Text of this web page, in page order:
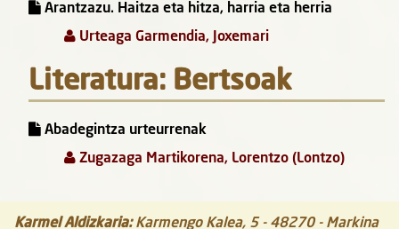
Arantzazu. Haitza eta hitza, harria eta herria
Urteaga Garmendia, Joxemari
Literatura: Bertsoak
Abadegintza urteurrenak
Zugazaga Martikorena, Lorentzo (Lontzo)
Karmel Aldizkaria: Karmengo Kalea, 5 - 48270- Markina